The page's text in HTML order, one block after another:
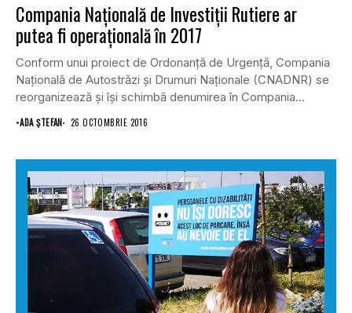
Compania Naţională de Investiţii Rutiere ar
putea fi operaţională în 2017
Conform unui proiect de Ordonanţă de Urgenţă, Compania
Naţională de Autostrăzi şi Drumuri Naţionale (CNADNR) se
reorganizează şi îşi schimbă denumirea în Compania...
•ADA ȘTEFAN 26 OCTOMBRIE 2016